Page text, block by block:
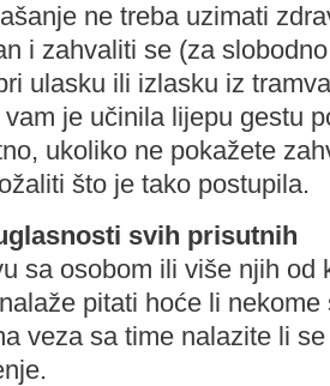
ne treba uzimati
i zahvaliti se (za
ulasku ili izlasku iz
je učinila lijepu gestu
ukoliko ne pokažete
što je tako postupila.
svih prisutnih
sa osobom ili više njih od
pitati hoće li nekome
veza sa time nalazite li